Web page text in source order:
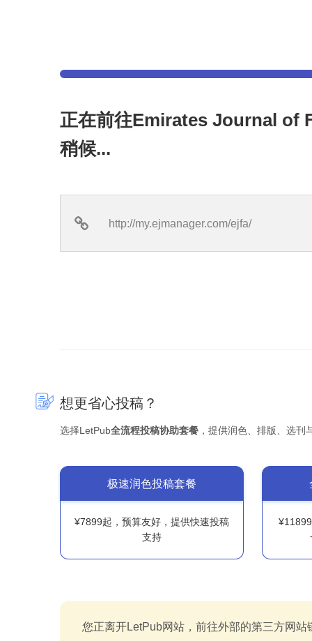
正在前往Emirates Journal of
稍候...
http://my.ejmanager.com/ejfa/
想更省心投稿？
选择LetPub全流程投稿协助套餐 ，提供润色、排版、选
极速润色投稿套餐
¥7899起，预算友好，提供快速投稿
支持
您正离开LetPub网站，前往外部的第三方网